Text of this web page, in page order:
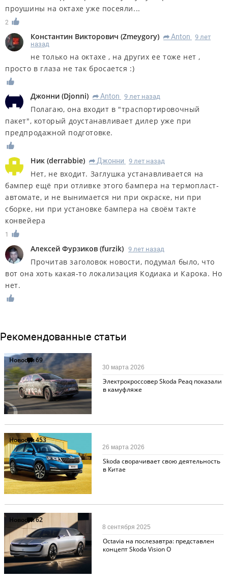
проушины на октахе уже посеяли...
2
Константин Викторович (Zmeygory) R Anton
9 лет
назад
не только на октахе , на других ее тоже нет ,
просто в глаза не так бросается :)
Джонни (Djonni) R Anton 9 лет назад
Полагаю, она входит в "траспортировочный
пакет", который доустанавливает дилер уже при
предпродажной подготовке.
Ник (derrabbie) R Джонни 9 лет назад
Нет, не входит. Заглушка устанавливается на
бампер ещё при отливке этого бампера на термопласт-
автомате, и не вынимается ни при окраске, ни при
сборке, ни при установке бампера на своём такте
конвейера
1
Алексей Фурзиков (furzik) 9 лет назад
Прочитав заголовок новости, подумал было, что
вот она хоть какая-то локализация Кодиака и Карока. Но
нет.
Рекомендованные статьи
Новости69
Электрокроссовер Skoda Peaq показали
в камуфляже
30 марта 2026
Новости453
Skoda сворачивает свою деятельность
в Китае
26 марта 2026
Новости62
Octavia на послезавтра: представлен
концепт Skoda Vision O
8 сентября 2025